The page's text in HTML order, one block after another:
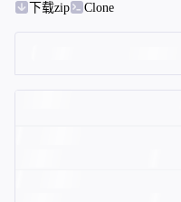
下载zip
Clone